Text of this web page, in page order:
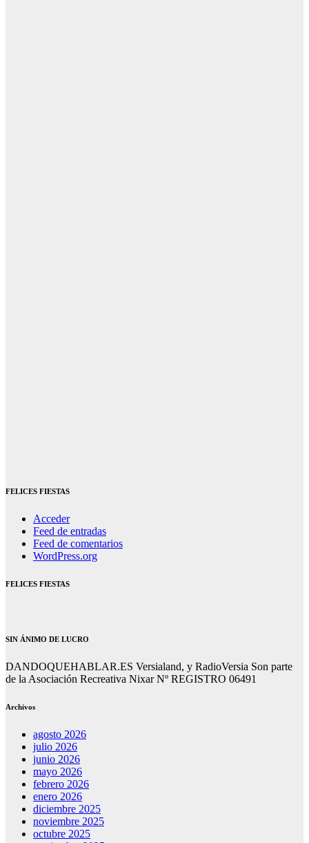
FELICES FIESTAS
Acceder
Feed de entradas
Feed de comentarios
WordPress.org
FELICES FIESTAS
SIN ÁNIMO DE LUCRO
DANDOQUEHABLAR.ES Versialand, y RadioVersia Son parte
de la Asociación Recreativa Nixar Nº REGISTRO 06491
Archivos
agosto 2026
julio 2026
junio 2026
mayo 2026
febrero 2026
enero 2026
diciembre 2025
noviembre 2025
octubre 2025